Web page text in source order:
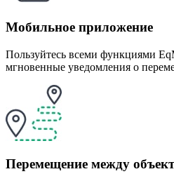
Мобильное приложение
Пользуйтесь всеми функциями
мгновенные уведомления о
Перемещение между